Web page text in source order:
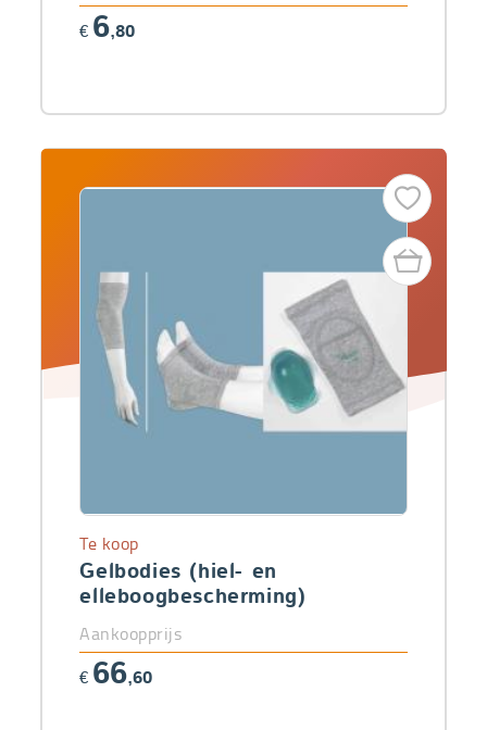
€ 6,80
Gelbodies (hiel- en
elleboogbescherming)
Te koop
Aankoopprijs
€ 66,60